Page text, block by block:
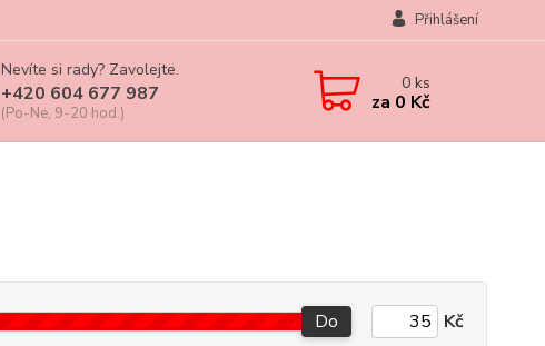
Přihlášení
Nevíte si rady? Zavolejte.
+420 604 677 987
(Po-Ne, 9-20 hod.)
0ks
za 0 Kč
Do Kč